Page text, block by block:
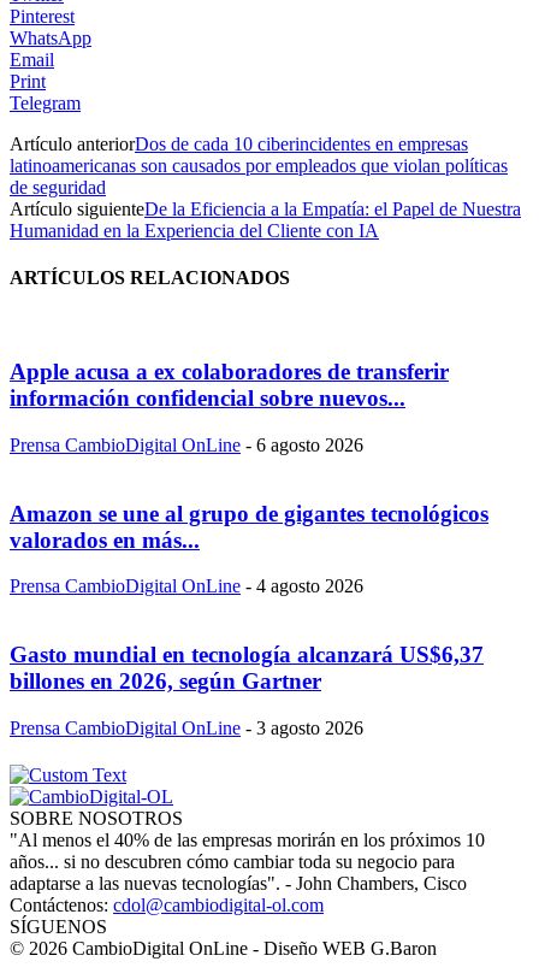
Pinterest
WhatsApp
Email
Print
Telegram
Artículo anteriorDos de cada 10 ciberincidentes en empresas
latinoamericanas son causados por empleados que violan políticas
de seguridad
Artículo siguienteDe la Eficiencia a la Empatía: el Papel de Nuestra
Humanidad en la Experiencia del Cliente con IA
ARTÍCULOS RELACIONADOS
Apple acusa a ex colaboradores de transferir
información confidencial sobre nuevos...
Prensa CambioDigital OnLine - 6 agosto 2026
Amazon se une al grupo de gigantes tecnológicos
valorados en más...
Prensa CambioDigital OnLine - 4 agosto 2026
Gasto mundial en tecnología alcanzará US$6,37
billones en 2026, según Gartner
Prensa CambioDigital OnLine - 3 agosto 2026
SOBRE NOSOTROS
"Al menos el 40% de las empresas morirán en los próximos 10
años... si no descubren cómo cambiar toda su negocio para
adaptarse a las nuevas tecnologías". - John Chambers, Cisco
Contáctenos: cdol@cambiodigital-ol.com
SÍGUENOS
© 2026 CambioDigital OnLine - Diseño WEB G.Baron